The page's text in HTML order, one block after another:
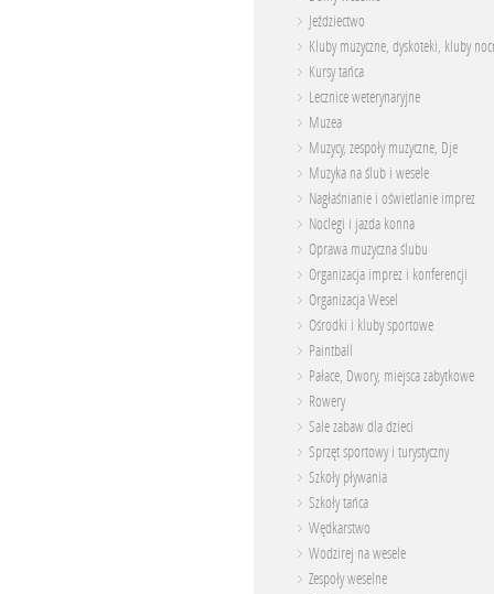
Jeździectwo
Kluby muzyczne, dyskoteki, kluby
Kursy tańca
Lecznice weterynaryjne
Muzea
Muzycy, zespoły muzyczne, Dje
Muzyka na ślub i wesele
Nagłaśnianie i oświetlanie imprez
Noclegi i jazda konna
Oprawa muzyczna ślubu
Organizacja imprez i konferencji
Organizacja Wesel
Ośrodki i kluby sportowe
Paintball
Pałace, Dwory, miejsca zabytkowe
Rowery
Sale zabaw dla dzieci
Sprzęt sportowy i turystyczny
Szkoły pływania
Szkoły tańca
Wędkarstwo
Wodzirej na wesele
Zespoły weselne